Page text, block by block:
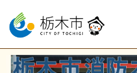
ー
の
ニ
ー
現在地